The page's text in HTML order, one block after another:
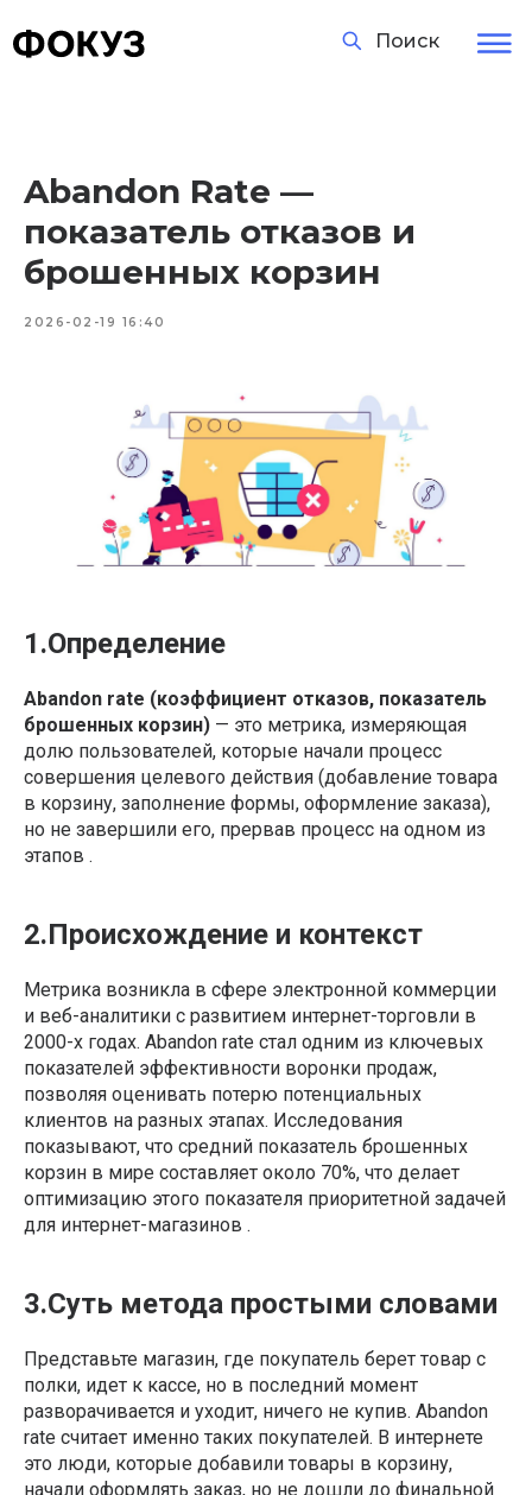
Поиск
Abandon Rate —
показатель отказов и
брошенных корзин
2026-02-19 16:40
1.Определение
Abandon rate (коэффициент отказов, показатель
брошенных корзин) — это метрика, измеряющая
долю пользователей, которые начали процесс
совершения целевого действия (добавление товара
в корзину, заполнение формы, оформление заказа),
но не завершили его, прервав процесс на одном из
этапов .
2.Происхождение и контекст
Метрика возникла в сфере электронной коммерции
и веб-аналитики с развитием интернет-торговли в
2000-х годах. Abandon rate стал одним из ключевых
показателей эффективности воронки продаж,
позволяя оценивать потерю потенциальных
клиентов на разных этапах. Исследования
показывают, что средний показатель брошенных
корзин в мире составляет около 70%, что делает
оптимизацию этого показателя приоритетной задачей
для интернет-магазинов .
3.Суть метода простыми словами
Представьте магазин, где покупатель берет товар с
полки, идет к кассе, но в последний момент
разворачивается и уходит, ничего не купив. Abandon
rate считает именно таких покупателей. В интернете
это люди, которые добавили товары в корзину,
начали оформлять заказ, но не дошли до финальной